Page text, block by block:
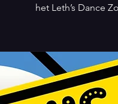
het Leth’s Dance